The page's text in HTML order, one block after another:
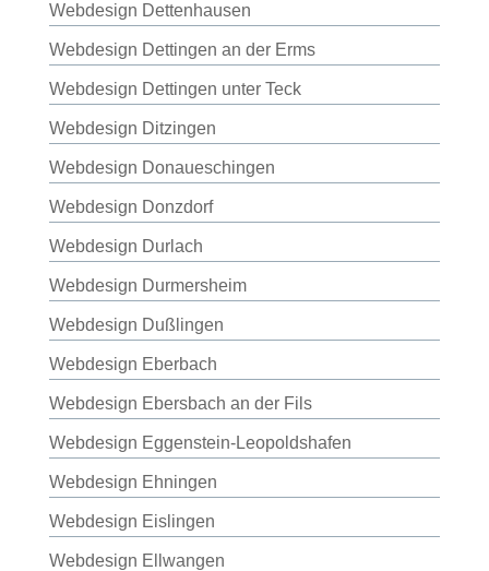
Webdesign Dettenhausen
Webdesign Dettingen an der Erms
Webdesign Dettingen unter Teck
Webdesign Ditzingen
Webdesign Donaueschingen
Webdesign Donzdorf
Webdesign Durlach
Webdesign Durmersheim
Webdesign Dußlingen
Webdesign Eberbach
Webdesign Ebersbach an der Fils
Webdesign Eggenstein-Leopoldshafen
Webdesign Ehningen
Webdesign Eislingen
Webdesign Ellwangen